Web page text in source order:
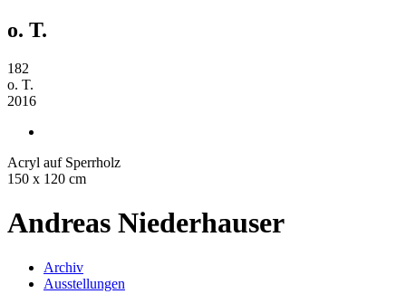
o. T.
182
o. T.
2016
Acryl auf Sperrholz
150 x 120 cm
Andreas Niederhauser
Archiv
Ausstellungen